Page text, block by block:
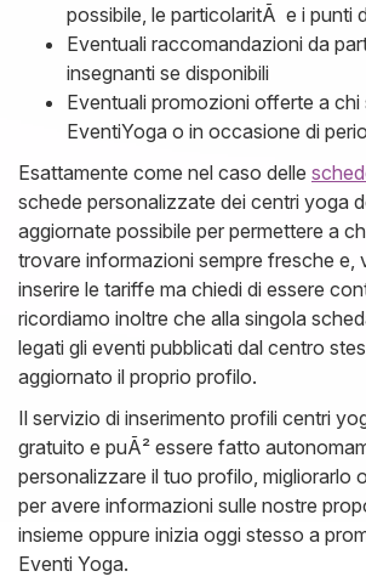
possibile, le particolaritÃ e i punti
Eventuali raccomandazioni da
insegnanti se disponibili
Eventuali promozioni offerte a
EventiYoga o in occasione di
Esattamente come nel caso delle
schede personalizzate dei centri yoga
aggiornate possibile per permettere a
trovare informazioni sempre fresche e,
inserire le tariffe ma chiedi di essere
ricordiamo inoltre che alla singola
legati gli eventi pubblicati dal centro
aggiornato il proprio profilo.
Il servizio di inserimento profili centri
gratuito e puÃ² essere fatto
personalizzare il tuo profilo, migliorarlo
per avere informazioni sulle nostre
insieme oppure inizia oggi stesso a
Eventi Yoga.